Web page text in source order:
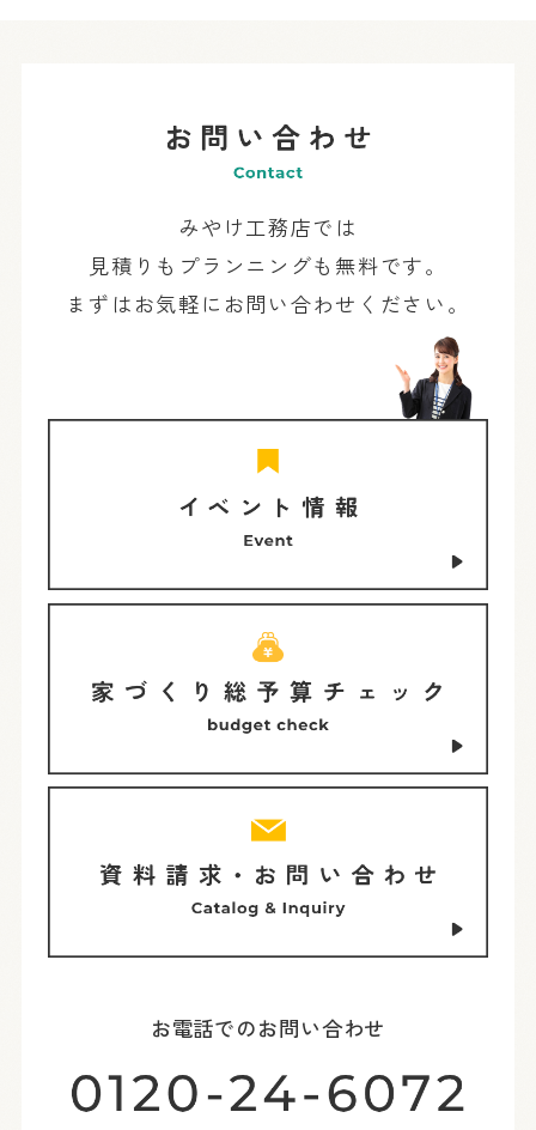
みやけ工務店では
見積りもプランニングも無料です。
まずはお気軽にお問い合わせください。
お電話でのお問い合わせ